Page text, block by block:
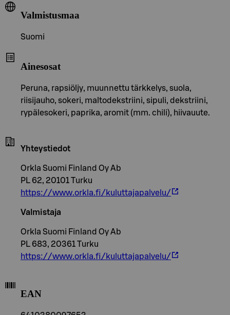
Valmistusmaa
Suomi
Ainesosat
Peruna, rapsiöljy, muunnettu tärkkelys, suola,
riisijauho, sokeri, maltodekstriini, sipuli, dekstriini,
rypälesokeri, paprika, aromit (mm. chili), hiivauute.
Yhteystiedot
Orkla Suomi Finland Oy Ab
PL 62, 20101 Turku
https://www.orkla.fi/kuluttajapalvelu/
Valmistaja
Orkla Suomi Finland Oy Ab
PL 683, 20361 Turku
https://www.orkla.fi/kuluttajapalvelu/
EAN